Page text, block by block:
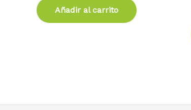
Añadir al carrito